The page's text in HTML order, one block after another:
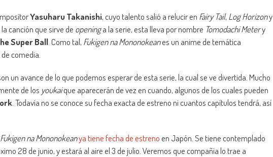
Yasuharu Takanishi, cuyo talento salió a relucir en Fairy Tail, Log Horizony
canción que sirve de openinga la serie, esta lleva por nombre Tomodachi Metery
Super Ball. Como tal, Fukigen na Mononokeanes un anime de temática
comedia.
un avance de lo que podemos esperar de esta serie, la cual se ve divertida. Mucho
de los youkaique aparecerán de vez en cuando, algunos de los cuales pueden
. Todavía no se conoce su fecha exacta de estreno ni cuantos capítulos tendrá, así
Fukigen na Mononokeanya tiene fecha de estrenoen Japón. Se tiene contemplado
28 de junio, y estará al aire el 3 de julio. Veremos que compañía lo trae a